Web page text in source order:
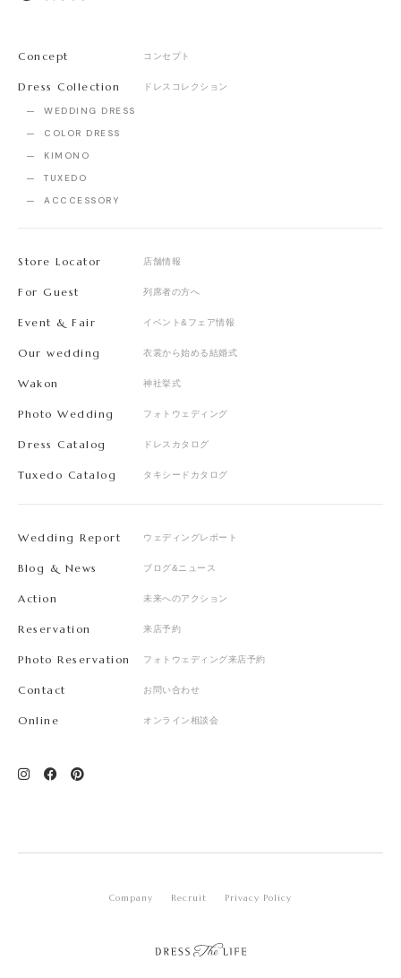
Concept コンセプト
Dress Collection ドレスコレクション
WEDDING DRESS
COLOR DRESS
KIMONO
TUXEDO
ACCCESSORY
Store Locator 店舗情報
For Guest 列席者の方へ
Event & Fair イベント&フェア情報
Our wedding 衣裳から始める結婚式
Wakon 神社挙式
Photo Wedding フォトウェディング
Dress Catalog ドレスカタログ
Tuxedo Catalog タキシードカタログ
Wedding Report ウェディングレポート
Blog & News ブログ&ニュース
Action 未来へのアクション
Reservation 来店予約
Photo Reservation フォトウェディング来店予約
Contact お問い合わせ
Online オンライン相談会
Company Recruit Privacy Policy